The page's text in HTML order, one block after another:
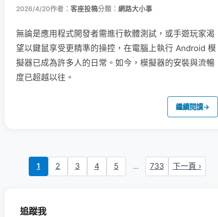
2026/4/20作者： 客座投稿分類： 網路大小事
無論是應用程式開發者需進行軟體測試，或手遊玩家渴
望以鍵鼠享受更精準的操控，在電腦上執行 Android 模
擬器已成為許多人的日常。如今，模擬器的安裝與流暢
度已超越以往。
繼續閱讀→
1 2 3 4 5 ... 733 下一頁 ›
追蹤我